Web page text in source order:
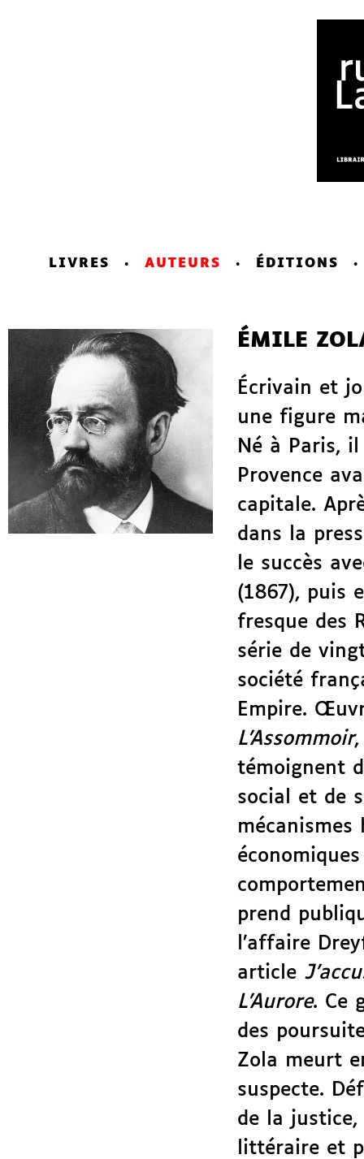
LIVRES AUTEURS ÉDITIONS
ÉMILE
Écrivain et
une figure
Né à Paris,
Provence
capitale.
dans la
le succès
(1867), puis
fresque des
série de
société
Empire.
L’Assommoir
témoignent
social et de
mécanismes
prend
l’affaire
article
L’Aurore. Ce
des
Zola meurt
suspecte.
de la
littéraire et